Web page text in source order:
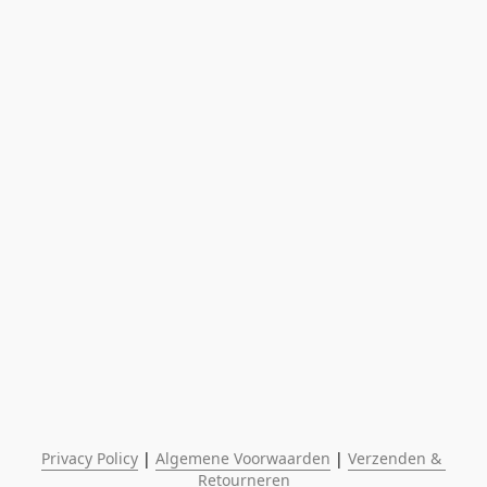
Privacy Policy | Algemene Voorwaarden | Verzenden &
Retourneren